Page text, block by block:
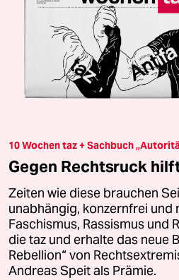
10 Wochen taz + Sachbuch
Gegen Rechtsruck
Zeiten wie diese brauchen
unabhängig, konzernfrei und
Faschismus, Rassismus und
die taz und erhalte das neue
Rebellion“ von
Andreas Speit als Prämie.